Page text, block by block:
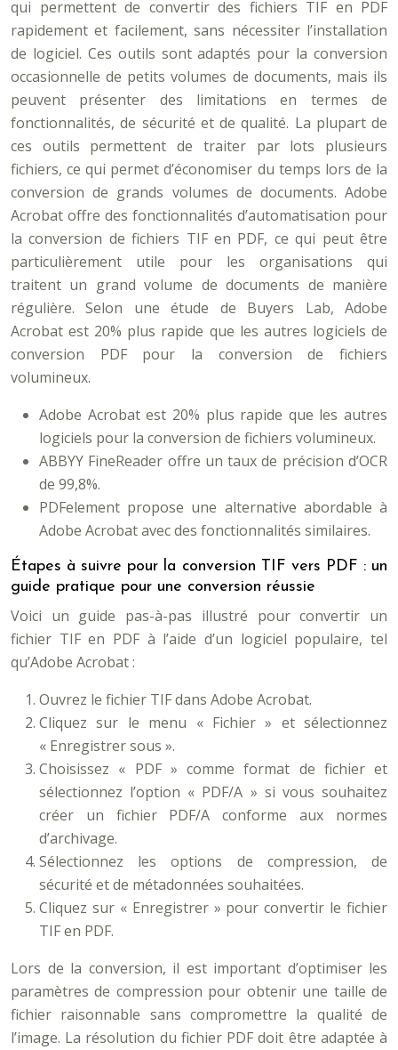
qui permettent de convertir des fichiers TIF en PDF
rapidement et facilement, sans nécessiter l’installation
de logiciel. Ces outils sont adaptés pour la conversion
occasionnelle de petits volumes de documents, mais ils
peuvent présenter des limitations en termes de
fonctionnalités, de sécurité et de qualité. La plupart de
ces outils permettent de traiter par lots plusieurs
fichiers, ce qui permet d’économiser du temps lors de la
conversion de grands volumes de documents. Adobe
Acrobat offre des fonctionnalités d’automatisation pour
la conversion de fichiers TIF en PDF, ce qui peut être
particulièrement utile pour les organisations qui
traitent un grand volume de documents de manière
régulière. Selon une étude de Buyers Lab, Adobe
Acrobat est 20% plus rapide que les autres logiciels de
conversion PDF pour la conversion de fichiers
volumineux.
Adobe Acrobat est 20% plus rapide que les autres
logiciels pour la conversion de fichiers volumineux.
ABBYY FineReader offre un taux de précision d’OCR
de 99,8%.
PDFelement propose une alternative abordable à
Adobe Acrobat avec des fonctionnalités similaires.
Étapes à suivre pour la conversion TIF vers PDF : un
guide pratique pour une conversion réussie
Voici un guide pas-à-pas illustré pour convertir un
fichier TIF en PDF à l’aide d’un logiciel populaire, tel
qu’Adobe Acrobat :
Ouvrez le fichier TIF dans Adobe Acrobat.
Cliquez sur le menu « Fichier » et sélectionnez
« Enregistrer sous ».
Choisissez « PDF » comme format de fichier et
sélectionnez l’option « PDF/A » si vous souhaitez
créer un fichier PDF/A conforme aux normes
d’archivage.
Sélectionnez les options de compression, de
sécurité et de métadonnées souhaitées.
Cliquez sur « Enregistrer » pour convertir le fichier
TIF en PDF.
Lors de la conversion, il est important d’optimiser les
paramètres de compression pour obtenir une taille de
fichier raisonnable sans compromettre la qualité de
l’image. La résolution du fichier PDF doit être adaptée à